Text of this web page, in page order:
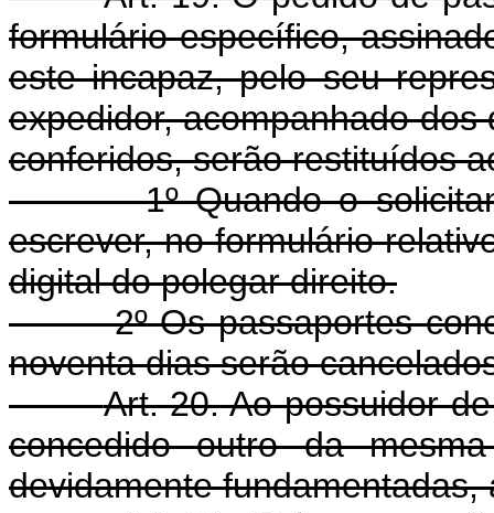
formulário específico,
este incapaz, pelo seu
expedidor, acompanhado
conferidos, serão restituídos
1º Quando o solicitante
escrever, no formulário
digital do polegar direito.
2º Os passaportes
noventa dias serão
Art. 20. Ao possuidor
concedido outro da
devidamente